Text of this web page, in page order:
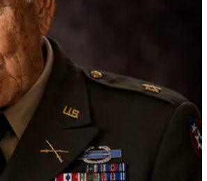
Novac koji su dugo čekali konačno
po jedan.
životnu sreću. Samo su prolazili